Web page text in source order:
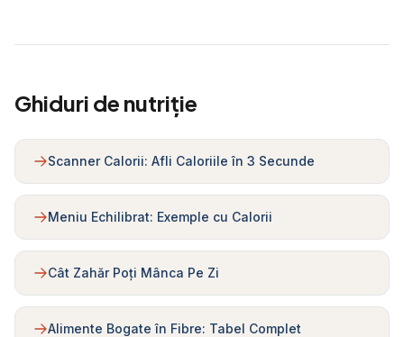
Ghiduri de nutriție
Scanner Calorii: Afli Caloriile în 3 Secunde
Meniu Echilibrat: Exemple cu Calorii
Cât Zahăr Poți Mânca Pe Zi
Alimente Bogate în Fibre: Tabel Complet